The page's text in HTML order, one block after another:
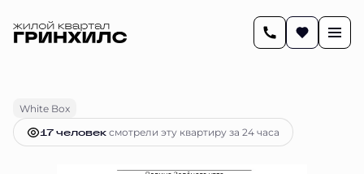
2-комнатная44.1 м 8 979 912 руб.
White Box
17 человексмотрели эту квартиру за 24 часа